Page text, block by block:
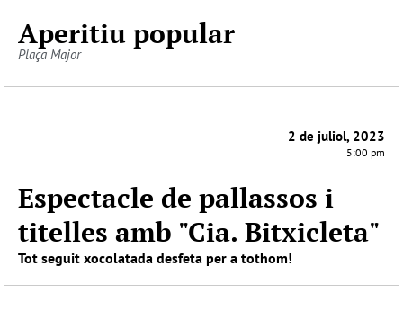
Aperitiu popular
Plaça Major
2 de juliol, 2023
5:00 pm
Espectacle de pallassos i
titelles amb "Cia. Bitxicleta"
Tot seguit xocolatada desfeta per a tothom!